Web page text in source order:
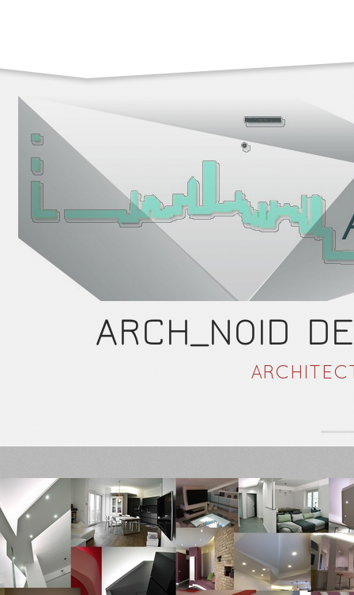
ARCH_NOID